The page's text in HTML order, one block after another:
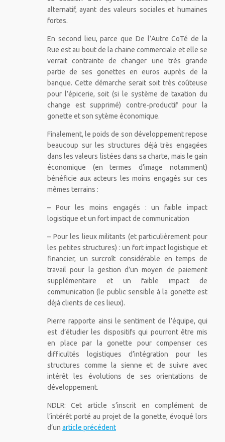
alternatif, ayant des valeurs sociales et humaines
fortes.
En second lieu, parce que De l’Autre CoTé de la
Rue est au bout de la chaine commerciale et elle se
verrait contrainte de changer une très grande
partie de ses gonettes en euros auprès de la
banque. Cette démarche serait soit très coûteuse
pour l’épicerie, soit (si le système de taxation du
change est supprimé) contre-productif pour la
gonette et son sytème économique.
Finalement, le poids de son développement repose
beaucoup sur les structures déjà très engagées
dans les valeurs listées dans sa charte, mais le gain
économique (en termes d’image notamment)
bénéficie aux acteurs les moins engagés sur ces
mêmes terrains :
– Pour les moins engagés : un faible impact
logistique et un fort impact de communication
– Pour les lieux militants (et particulièrement pour
les petites structures) : un fort impact logistique et
financier, un surcroît considérable en temps de
travail pour la gestion d’un moyen de paiement
supplémentaire et un faible impact de
communication (le public sensible à la gonette est
déjà clients de ces lieux).
Pierre rapporte ainsi le sentiment de l’équipe, qui
est d’étudier les dispositifs qui pourront être mis
en place par la gonette pour compenser ces
difficultés logistiques d’intégration pour les
structures comme la sienne et de suivre avec
intérêt les évolutions de ses orientations de
développement.
NDLR: Cet article s’inscrit en complément de
l’intérêt porté au projet de la gonette, évoqué lors
d’un article précédent